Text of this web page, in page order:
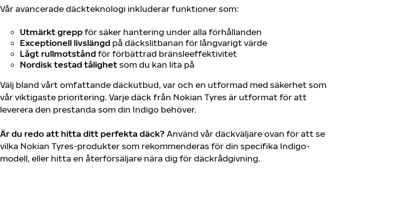
Vår avancerade däckteknologi inkluderar funktioner som:
Utmärkt greppför säker hantering under alla förhållanden
Exceptionell livslängd på däckslitbanan för långvarigt värde
Lågt rullmotstånd för förbättrad bränsleeffektivitet
Nordisk testad tålighetsom du kan lita på
Välj bland vårt omfattande däckutbud, var och en utformad med säkerhet som
vår viktigaste prioritering. Varje däck från Nokian Tyres är utformat för att
leverera den prestanda som din Indigo behöver.
Är du redo att hitta ditt perfekta däck? Använd vår däckväljare ovan för att se
vilka Nokian Tyres-produkter som rekommenderas för din specifika Indigo-
modell, eller hitta en återförsäljare nära dig för däckrådgivning.